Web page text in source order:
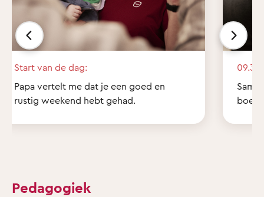
Start van de dag:
Papa vertelt me dat je een goed en
rustig weekend hebt gehad.
09.30
Pedagogiek